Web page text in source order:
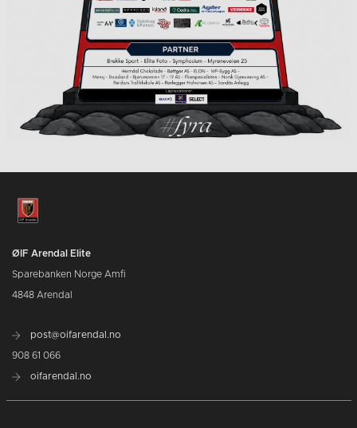
ØIF Arendal Elite
Sparebanken Norge Amfi
4848 Arendal
post@oifarendal.no
908 61 066
oifarendal.no